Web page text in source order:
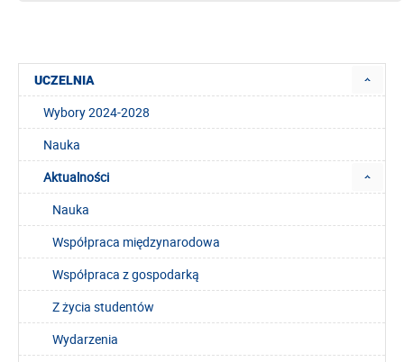
UCZELNIA
Wybory 2024-2028
Nauka
Aktualności
Nauka
Współpraca międzynarodowa
Współpraca z gospodarką
Z życia studentów
Wydarzenia